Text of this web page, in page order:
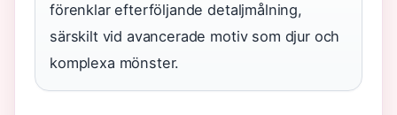
förenklar efterföljande detaljmålning,
särskilt vid avancerade motiv som djur och
komplexa mönster.